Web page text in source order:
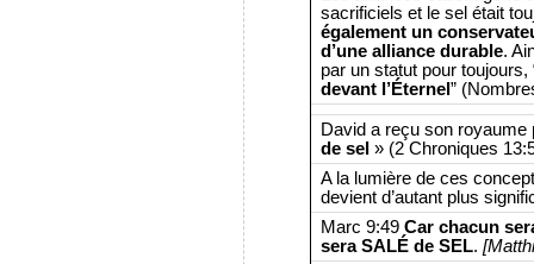
sacrificiels et le sel était
également un
d’une alliance durable.
par un statut pour toujours,
devant l’Éternel ”
David a reçu son
de sel » (2 Chroniques
A la lumière de ces
devient d’autant plus
Marc 9:49 Car chacun
sera SALÉ de SEL.